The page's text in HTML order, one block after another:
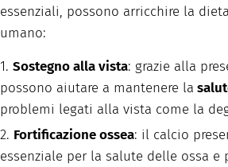
essenziali, possono arricchire la
umano:
Sostegno alla vista: grazie alla
possono aiutare a mantenere la
problemi legati alla vista come la
Fortificazione ossea: il calcio
essenziale per la salute delle ossa e